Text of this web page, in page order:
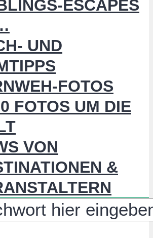
ESCAPES
UND
FOTOS
FOTOS UM DIE
VON
&